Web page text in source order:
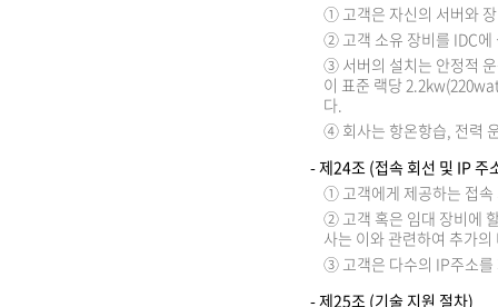
① 고객은 자신의 서버와
② 고객 소유 장비를 IDC에
③ 서버의 설치는 안정적
이 표준 랙당
다.
④ 회사는 항온항습, 전력
- 제24조 (접속 회선 및 IP 주
① 고객에게 제공하는 접속
② 고객 혹은 임대 장비에
사는 이와 관련하여 추가
③ 고객은 다수의 IP주소를
- 제25조 (기술 지원 절차)